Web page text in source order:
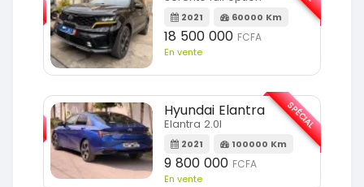
2021 60000 Km
18 500 000 FCFA
En vente
Hyundai Elantra
Elantra 2.0l
2021 100000 Km
9 800 000 FCFA
En vente
SPÉCIAL